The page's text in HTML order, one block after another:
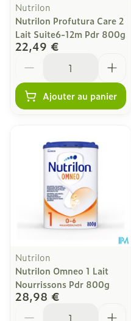
Nutrilon
Nutrilon Profutura Care 2
Lait Suite6-12m Pdr 800g
22,49 €
Ajouter au panier
Nutrilon
Nutrilon Omneo 1 Lait
Nourrissons Pdr 800g
28,98 €